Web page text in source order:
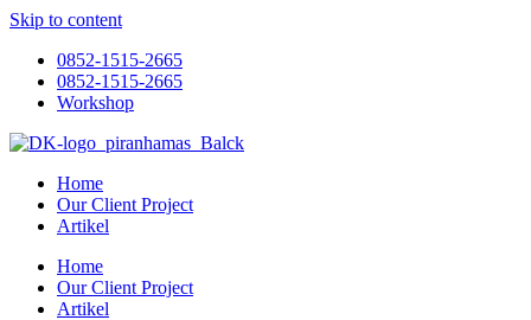
Skip to content
0852-1515-2665
0852-1515-2665
Workshop
Home
Our Client Project
Artikel
Home
Our Client Project
Artikel